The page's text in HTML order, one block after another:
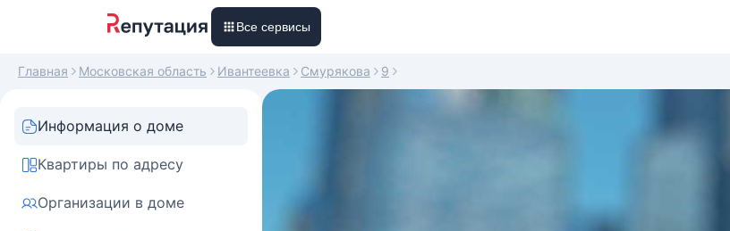
Все сервисы
Главная Московская область Ивантеевка Смурякова 9
Информация о доме
Квартиры по адресу
Организации в доме